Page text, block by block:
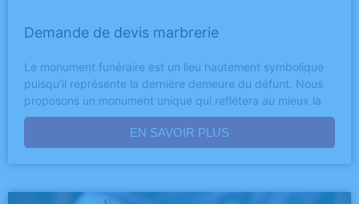
Demande de devis marbrerie
Le monument funéraire est un lieu hautement symbolique
puisqu’il représente la dernière demeure du défunt. Nous
proposons un monument unique qui reflétera au mieux la
EN SAVOIR PLUS